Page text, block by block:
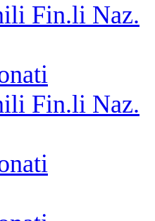
Fin.li Naz.
Fin.li Naz.